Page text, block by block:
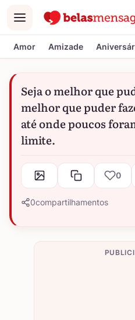
Menu
Amor Amizade
Seja o melhor que
melhor que puder
até onde poucos
limite.
0
0compartilhamentos